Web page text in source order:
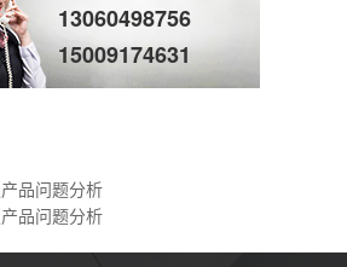
13060498756
15009174631
品问题分析
品问题分析